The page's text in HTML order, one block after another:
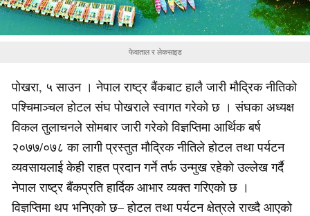
फेवाताल र लेकसाइड
पोखरा, ५ साउन । नेपाल राष्ट्र बैंकबाट हालै जारी मौद्रिक नीतिको
पश्चिमाञ्चल होटल संघ पोखराले स्वागत गरेको छ । संघका अध्यक्ष
विकल तुलाचनले सोमबार जारी गरेको विज्ञप्तिमा आर्थिक बर्ष
२०७७/०७८ का लागी प्रस्तुत मौद्रिक नीतिले होटल तथा पर्यटन
व्यवसायलाई केही राहत प्रदान गर्ने तर्फ उन्मुख रहेको उल्लेख गर्दै
नेपाल राष्ट्र बैंकप्रति हार्दिक आभार व्यक्त गरिएको छ ।
विज्ञप्तिमा थप भनिएको छ– होटल तथा पर्यटन क्षेत्रले राख्दै आएको